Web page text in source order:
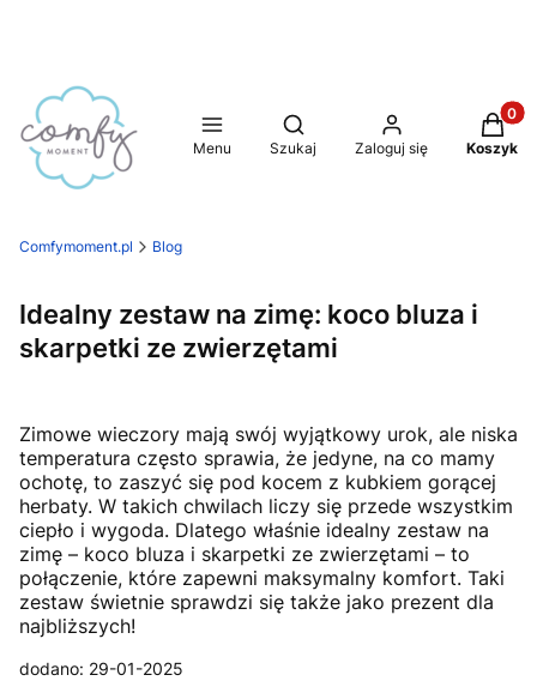
Menu
Otwórz wyszukiwarkę
Szukaj Zaloguj się Koszyk
Comfymoment.pl Blog
Idealny zestaw na zimę: koco bluza i
skarpetki ze zwierzętami
Zimowe wieczory mają swój wyjątkowy urok, ale niska
temperatura często sprawia, że jedyne, na co mamy
ochotę, to zaszyć się pod kocem z kubkiem gorącej
herbaty. W takich chwilach liczy się przede wszystkim
ciepło i wygoda. Dlatego właśnie idealny zestaw na
zimę – koco bluza i skarpetki ze zwierzętami – to
połączenie, które zapewni maksymalny komfort. Taki
zestaw świetnie sprawdzi się także jako prezent dla
najbliższych!
dodano: 29-01-2025